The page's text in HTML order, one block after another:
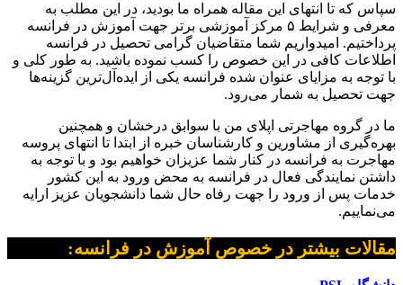
سپاس که تا انتهای این مقاله همراه ما بودید، در این مطلب به
معرفی و شرایط ۵ مرکز آموزشی برتر جهت آموزش در فرانسه
پرداختیم. امیدواریم شما متقاضیان گرامی تحصیل در فرانسه
اطلاعات کافی در این خصوص را کسب نموده باشید. به طور کلی و
با توجه به مزایای عنوان شده فرانسه یکی از ایده‌آل‌ترین گزینه‌ها
جهت تحصیل به شمار می‌رود.
ما در گروه مهاجرتی اپلای من با سوابق درخشان و همچنین
بهره‌گیری از مشاورین و کارشناسان خبره از ابتدا تا انتهای پروسه
مهاجرت به فرانسه در کنار شما عزیزان خواهیم بود و با توجه به
داشتن نمایندگی فعال در فرانسه به محض ورود به این کشور
خدمات پس از ورود را جهت رفاه حال شما دانشجویان عزیز ارایه
می‌نماییم.
مقالات بیشتر در خصوص آموزش در فرانسه: